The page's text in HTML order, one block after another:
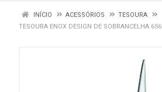
INÍCIO ACESSÓRIOS
TESOURA
TESOURA ENOX DESIGN DE SOBRANCELHA 656